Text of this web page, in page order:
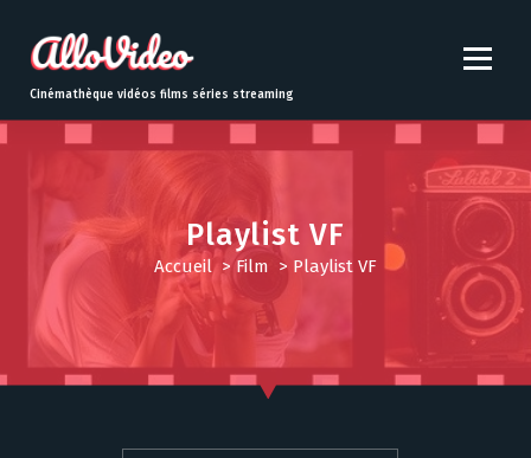
t
o
Cinémathèque vidéos films séries streaming
Playlist VF
Accueil>Film > Playlist VF